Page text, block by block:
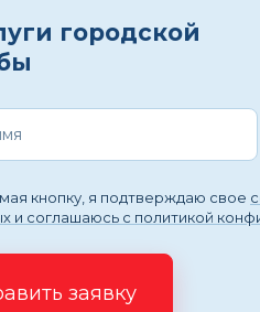
городской
кнопку, я подтверждаю свое
и соглашаюсь с политикой
заявку